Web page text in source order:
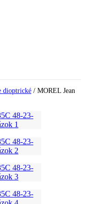
dioptrické / MOREL Jean